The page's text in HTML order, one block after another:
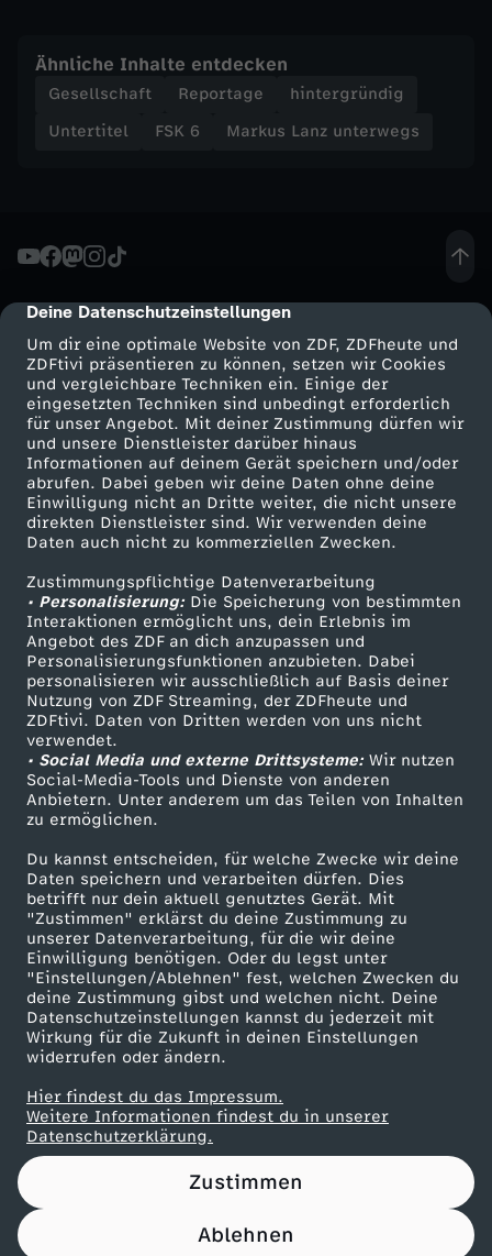
cmp-dialog-description
Deine Datenschutzeinstellungen
Um dir eine optimale Website von ZDF, ZDFheute und
ZDFtivi präsentieren zu können, setzen wir Cookies
und vergleichbare Techniken ein. Einige der
eingesetzten Techniken sind unbedingt erforderlich
für unser Angebot. Mit deiner Zustimmung dürfen wir
und unsere Dienstleister darüber hinaus
Informationen auf deinem Gerät speichern und/oder
abrufen. Dabei geben wir deine Daten ohne deine
Einwilligung nicht an Dritte weiter, die nicht unsere
direkten Dienstleister sind. Wir verwenden deine
Daten auch nicht zu kommerziellen Zwecken.
Zustimmungspflichtige Datenverarbeitung
• Personalisierung:Die Speicherung von bestimmten
Interaktionen ermöglicht uns, dein Erlebnis im
Angebot des ZDF an dich anzupassen und
Personalisierungsfunktionen anzubieten. Dabei
personalisieren wir ausschließlich auf Basis deiner
Nutzung von ZDF Streaming, der ZDFheute und
ZDFtivi. Daten von Dritten werden von uns nicht
verwendet.
• Social Media und externe Drittsysteme:Wir nutzen
Social-Media-Tools und Dienste von anderen
Anbietern. Unter anderem um das Teilen von Inhalten
zu ermöglichen.
Du kannst entscheiden, für welche Zwecke wir deine
Daten speichern und verarbeiten dürfen. Dies
betrifft nur dein aktuell genutztes Gerät. Mit
"Zustimmen" erklärst du deine Zustimmung zu
unserer Datenverarbeitung, für die wir deine
Einwilligung benötigen. Oder du legst unter
"Einstellungen/Ablehnen" fest, welchen Zwecken du
deine Zustimmung gibst und welchen nicht. Deine
Datenschutzeinstellungen kannst du jederzeit mit
Wirkung für die Zukunft in deinen Einstellungen
widerrufen oder ändern.
Hier findest du das Impressum.
Weitere Informationen findest du in unserer
Datenschutzerklärung.
Zustimmen
Ablehnen
F
l
t
Ähnliche Inhalte entdecken
Gesellschaft Reportage
hintergründig
Untertitel
FSK 6 Markus Lanz unterwegs
Mehr ZDF
ZDF-Apps
Smart TV
ZDFtext
Livestreams
Sendungen A-Z
TV-Programm
Service
ZDFmitreden
Kontakt zum ZDF
Tickets
Zuschauerservice
Hilfe
ZDF Unternehmen
Karriere
ZDF goes Schule
Werbefernsehen
Mainzelmännchen
Partner
Nutzungsbedingungen